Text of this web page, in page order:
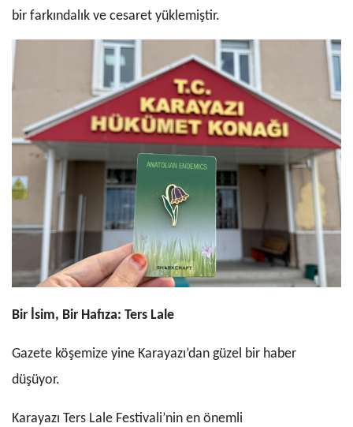
bir farkındalık ve cesaret yüklemiştir.
Bir İsim, Bir Hafıza: Ters Lale
Gazete köşemize yine Karayazı’dan güzel bir haber
düşüyor.
Karayazı Ters Lale Festivali’nin en önemli